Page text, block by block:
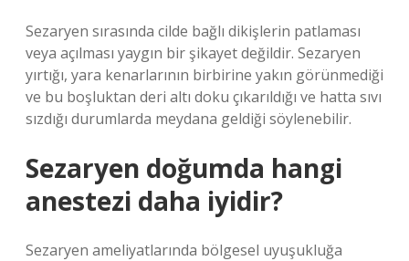
Sezaryen sırasında cilde bağlı dikişlerin patlaması
veya açılması yaygın bir şikayet değildir. Sezaryen
yırtığı, yara kenarlarının birbirine yakın görünmediği
ve bu boşluktan deri altı doku çıkarıldığı ve hatta sıvı
sızdığı durumlarda meydana geldiği söylenebilir.
Sezaryen doğumda hangi
anestezi daha iyidir?
Sezaryen ameliyatlarında bölgesel uyuşukluğa